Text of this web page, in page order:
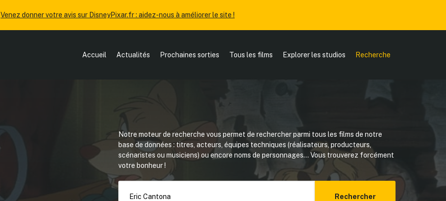
Venez donner votre avis sur DisneyPixar.fr : aidez-nous à améliorer le site !
Accueil Actualités Prochaines sorties Tous les films Explorer les studios Recherche
Notre moteur de recherche vous permet de rechercher parmi tous les films de notre
base de données : titres, acteurs, équipes techniques (réalisateurs, producteurs,
scénaristes ou musiciens) ou encore noms de personnages... Vous trouverez forcément
votre bonheur !
Rechercher